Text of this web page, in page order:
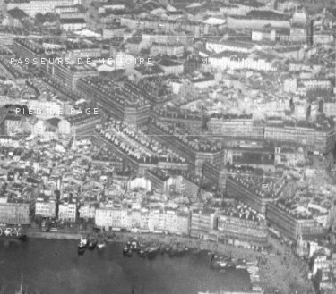
PASSEURS DE MÉMOIRE MONUM
PIED DE PAGE